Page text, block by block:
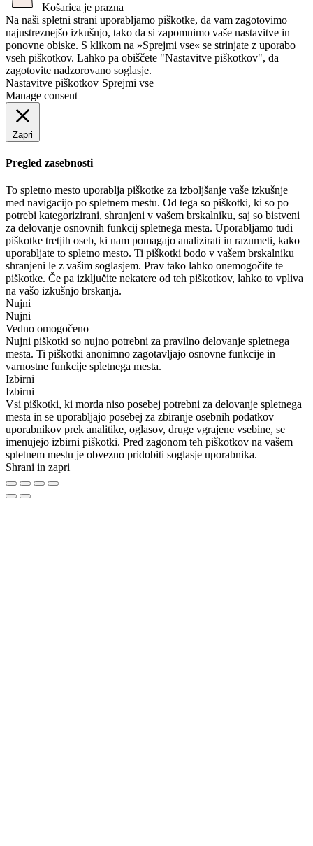
Košarica je prazna
Na naši spletni strani uporabljamo piškotke, da vam zagotovimo
najustreznejšo izkušnjo, tako da si zapomnimo vaše nastavitve in
ponovne obiske. S klikom na »Sprejmi vse« se strinjate z uporabo
vseh piškotkov. Lahko pa obiščete "Nastavitve piškotkov", da
zagotovite nadzorovano soglasje.
Nastavitve piškotkov Sprejmi vse
Manage consent
Zapri
Pregled zasebnosti
To spletno mesto uporablja piškotke za izboljšanje vaše izkušnje
med navigacijo po spletnem mestu. Od tega so piškotki, ki so po
potrebi kategorizirani, shranjeni v vašem brskalniku, saj so bistveni
za delovanje osnovnih funkcij spletnega mesta. Uporabljamo tudi
piškotke tretjih oseb, ki nam pomagajo analizirati in razumeti, kako
uporabljate to spletno mesto. Ti piškotki bodo v vašem brskalniku
shranjeni le z vašim soglasjem. Prav tako lahko onemogočite te
piškotke. Če pa izključite nekatere od teh piškotkov, lahko to vpliva
na vašo izkušnjo brskanja.
Nujni
Nujni
Vedno omogočeno
Nujni piškotki so nujno potrebni za pravilno delovanje spletnega
mesta. Ti piškotki anonimno zagotavljajo osnovne funkcije in
varnostne funkcije spletnega mesta.
Izbirni
Izbirni
Vsi piškotki, ki morda niso posebej potrebni za delovanje spletnega
mesta in se uporabljajo posebej za zbiranje osebnih podatkov
uporabnikov prek analitike, oglasov, druge vgrajene vsebine, se
imenujejo izbirni piškotki. Pred zagonom teh piškotkov na vašem
spletnem mestu je obvezno pridobiti soglasje uporabnika.
Shrani in zapri